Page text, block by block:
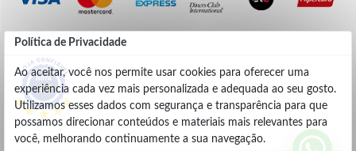
Política de Privacidade
Ao aceitar, você nos permite usar cookies para oferecer uma
experiência cada vez mais personalizada e adequada ao seu gosto.
Utilizamos esses dados com segurança e transparência para que
possamos direcionar conteúdos e materiais mais relevantes para
você, melhorando continuamente a sua navegação.
Credibilidade
4.9